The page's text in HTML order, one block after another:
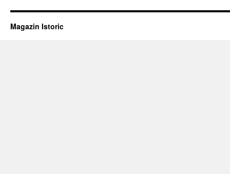
Magazin Istoric